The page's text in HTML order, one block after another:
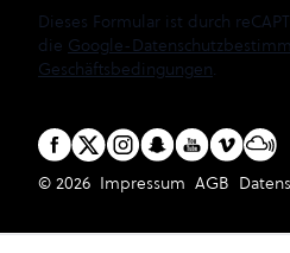
Dieses Formular ist durch
die Google-
Geschäftsbedingungen.
© 2026 Impressum AGB